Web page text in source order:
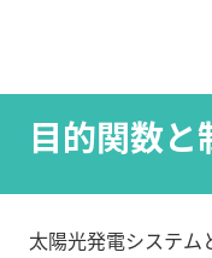
目的関数
太陽光発電システム